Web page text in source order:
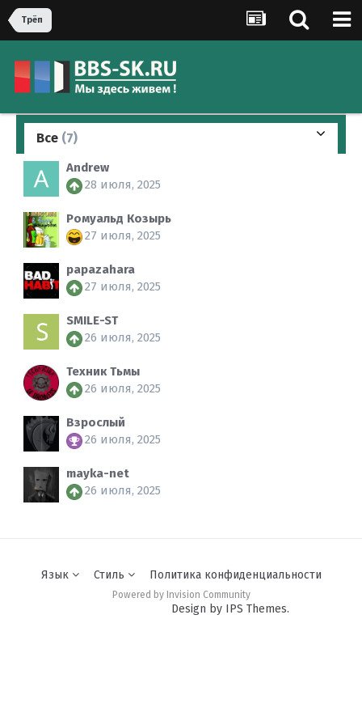
Трёп
Все (7)
Andrew
28 июля, 2025
Ромуальд Козырь
27 июля, 2025
papazahara
27 июля, 2025
SMILE-ST
26 июля, 2025
Техник Тьмы
26 июля, 2025
Взрослый
26 июля, 2025
mayka-net
26 июля, 2025
Язык Стиль Политика конфиденциальности
Powered by Invision Community
Design by IPS Themes.